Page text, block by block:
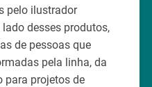
pelo ilustrador
desses produtos,
de pessoas que
pela linha, da
para projetos de